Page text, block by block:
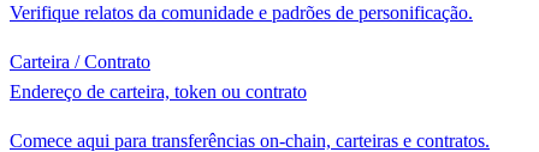
Verifique relatos da comunidade e padrões de personificação.
Carteira / Contrato
Endereço de carteira, token ou contrato
Comece aqui para transferências on-chain, carteiras e contratos.